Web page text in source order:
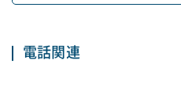
電話関連